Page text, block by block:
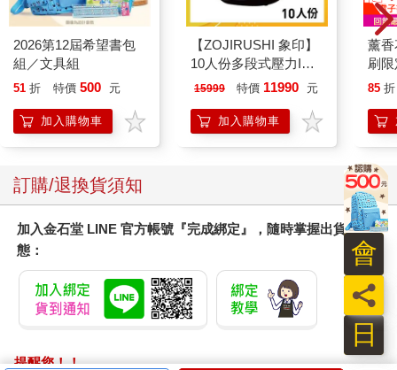
2026第12屆希望書包
組／文具組
51 折 特價 500 元
加入購物車
【ZOJIRUSHI 象印】
10人份多段式壓力IH
微電腦電子鍋(NP-
15999 特價 11990 元
加入購物車
薰
刷
85 折
訂購/退換貨須知
加入金石堂 LINE 官方帳號『完成綁定』，隨時掌握出貨動
態：
提醒您！！
日
員
會